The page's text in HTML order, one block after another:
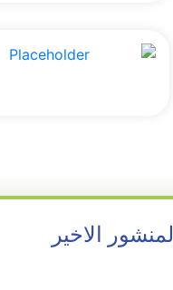
المنشور الاخير